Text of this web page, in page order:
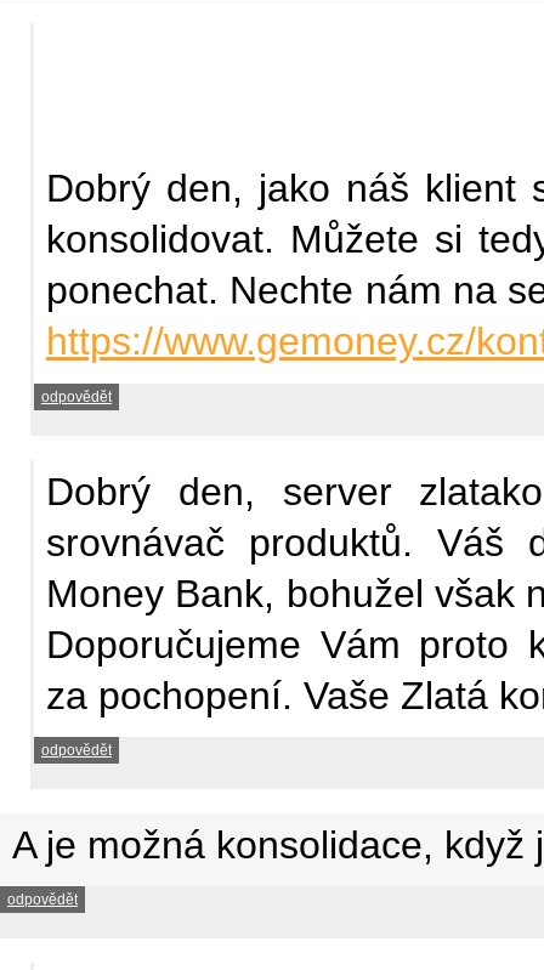
Dobrý den, jako náš klient
konsolidovat. Můžete si
ponechat. Nechte nám na
https://www.gemoney.cz/
odpovědět
Dobrý den, server
srovnávač produktů. Váš
Money Bank, bohužel však
Doporučujeme Vám proto
za pochopení. Vaše Zlatá
odpovědět
A je možná konsolidace,
odpovědět